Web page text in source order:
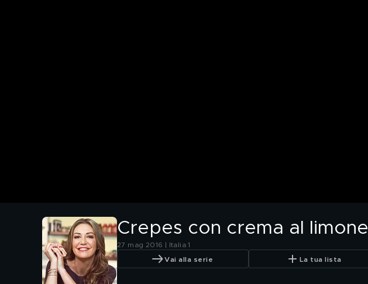
Crepes con crema al limone
27 mag 2016 | Italia 1
Vai alla serie La tua lista